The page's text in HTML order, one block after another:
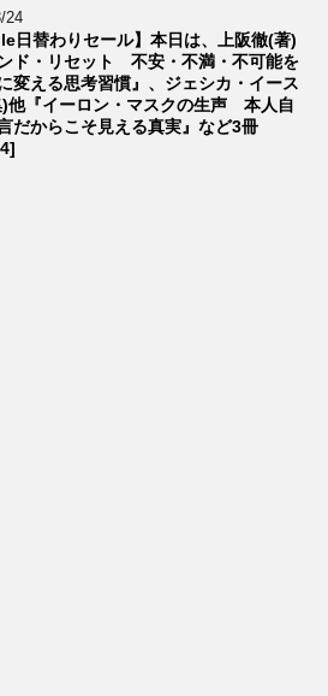
24
日替わりセール】本日は、上阪徹(著)
ンド・リセット 不安・不満・不可能を
変える思考習慣』、ジェシカ・イース
)他『イーロン・マスクの生声 本人自
だからこそ見える真実』など3冊